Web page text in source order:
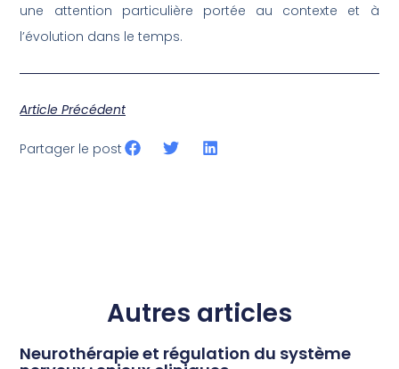
une attention particulière portée au contexte et à
l’évolution dans le temps.
Article Précédent
Partager le post
Autres articles
Neurothérapie et régulation du système